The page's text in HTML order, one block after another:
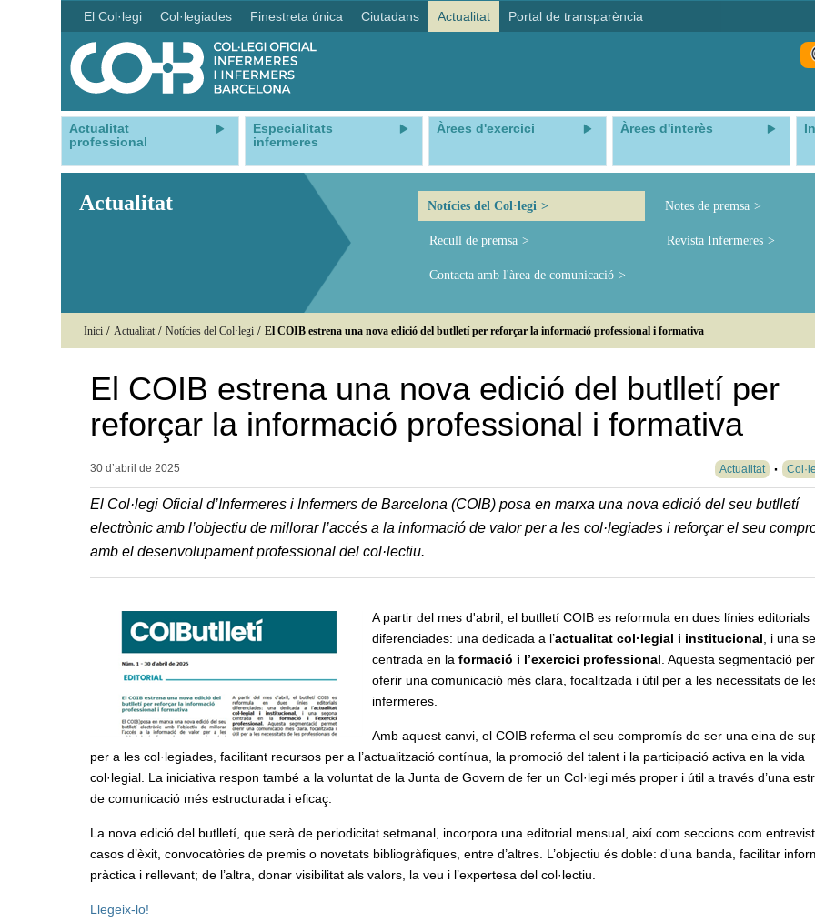
El Col·legi Col·legiades Finestreta única Ciutadans Actualitat Portal de transparència
Actualitat
professional
Especialitats
infermeres
Àrees d'exercici Àrees d'interès
Actualitat Notícies del Col·legi Notes de premsa
Recull de premsa Revista Infermeres
Contacta amb l'àrea de comunicació
Inici / Actualitat / Notícies del Col·legi / El COIB estrena una nova edició del butlletí per reforçar la informació professional i formativa
El COIB estrena una nova edició del butlletí per
reforçar la informació professional i formativa
30 d’abril de 2025 Actualitat
El Col·legi Oficial d’Infermeres i Infermers de Barcelona (COIB) posa en marxa una nova edició del seu butlletí
electrònic amb l’objectiu de millorar l’accés a la informació de valor per a les col·legiades i reforçar el seu
amb el desenvolupament professional del col·lectiu.
A partir del mes d'abril, el butlletí COIB es reformula en dues línies editorials
diferenciades: una dedicada a l’actualitat col·legial i institucional , i una
centrada en la formació i l’exercici professional . Aquesta segmentació
oferir una comunicació més clara, focalitzada i útil per a les necessitats de
infermeres.
Amb aquest canvi, el COIB referma el seu compromís de ser una eina de
per a les col·legiades, facilitant recursos per a l’actualització contínua, la promoció del talent i la participació activa en la vida
col·legial. La iniciativa respon també a la voluntat de la Junta de Govern de fer un Col·legi més proper i útil a través d’una
de comunicació més estructurada i eficaç.
La nova edició del butlletí, que serà de periodicitat setmanal, incorpora una editorial mensual, així com seccions com
casos d’èxit, convocatòries de premis o novetats bibliogràfiques, entre d’altres. L’objectiu és doble: d’una banda, facilitar
pràctica i rellevant; de l’altra, donar visibilitat als valors, la veu i l’expertesa del col·lectiu.
Llegeix-lo!